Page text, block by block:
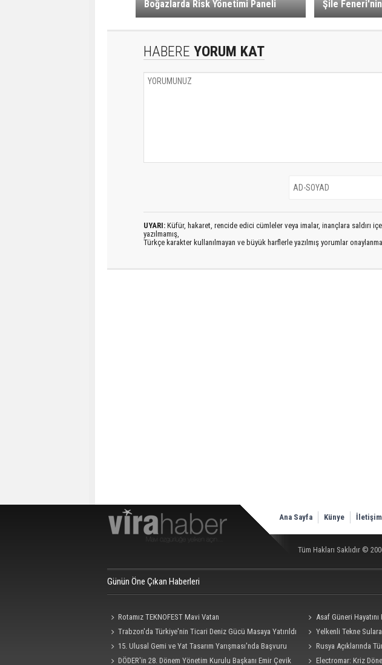
Boğazlarda Risk Yönetimi Paneli Şile Feneri'nin
HABERE YORUM KAT
UYARI: Küfür, hakaret, rencide edici cümleler veya imalar, inançlara saldırı
yazılmamış,
Türkçe karakter kullanılmayan ve büyük harflerle yazılmış yorumlar
Ana Sayfa Künye İletişim
Tüm Hakları Saklıdır ©
Günün Öne Çıkan Haberleri
Rotamız TEKNOFEST Mavi Vatan Asaf Güneri
Trabzon'da Türkiye'nin Ticari Deniz Gücü Masaya Yatırıldı Yelkenli Tekne
15. Ulusal Gemi ve Yat Tasarım Yarışması'nda Başvuru
Süresi 4 Eylül'e Uzatıldı
Rusya Açıklarında
DÖDER'in 28. Dönem Yönetim Kurulu Başkanı Emir Çevik
Electromar: Kriz